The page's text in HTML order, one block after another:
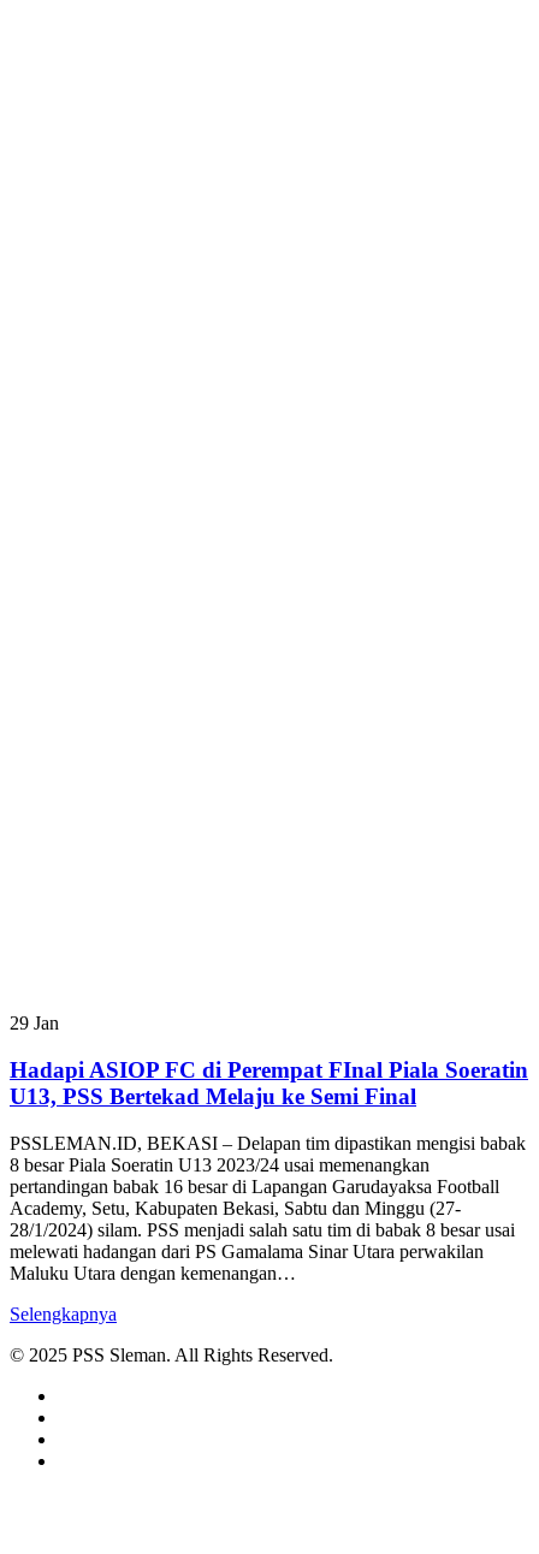
29 Jan
Hadapi ASIOP FC di Perempat FInal Piala Soeratin
U13, PSS Bertekad Melaju ke Semi Final
PSSLEMAN.ID, BEKASI – Delapan tim dipastikan mengisi babak
8 besar Piala Soeratin U13 2023/24 usai memenangkan
pertandingan babak 16 besar di Lapangan Garudayaksa Football
Academy, Setu, Kabupaten Bekasi, Sabtu dan Minggu (27-
28/1/2024) silam. PSS menjadi salah satu tim di babak 8 besar usai
melewati hadangan dari PS Gamalama Sinar Utara perwakilan
Maluku Utara dengan kemenangan…
Selengkapnya
© 2025 PSS Sleman. All Rights Reserved.